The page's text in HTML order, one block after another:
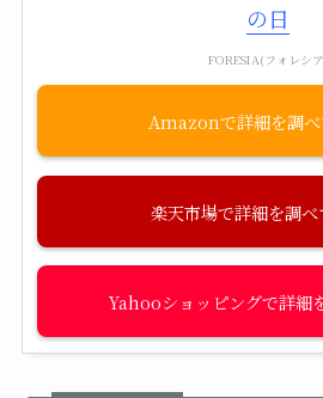
の日
FORESIA(フォレシ
Amazon
楽天市場
Yahooショッピング